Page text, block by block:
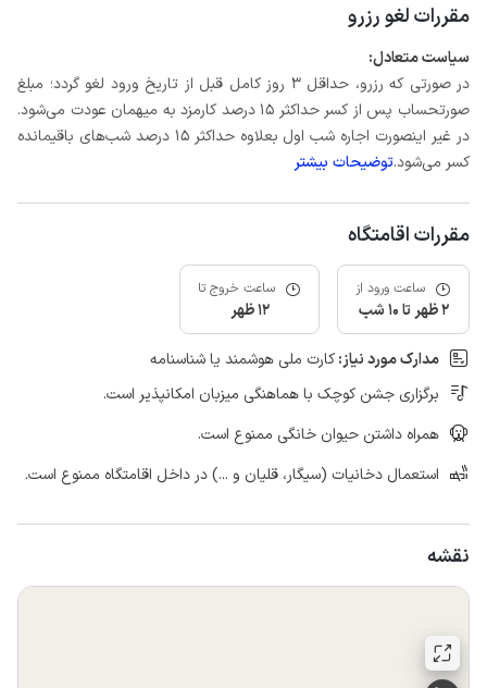
مقررات لغو رزرو
سیاست متعادل:
در صورتی که رزرو، حداقل 3 روز کامل قبل از تاریخ ورود لغو گردد؛ مبلغ
صورتحساب پس از کسر حداکثر 15 درصد کارمزد به میهمان عودت می‌شود.
در غیر اینصورت اجاره شب اول بعلاوه حداکثر 15 درصد شب‌های باقیمانده
کسر می‌شود.توضیحات بیشتر
مقررات اقامتگاه
ساعت ورود از
2 ظهر تا 10 شب
ساعت خروج تا
12 ظهر
مدارک مورد نیاز:کارت ملی هوشمند یا شناسنامه
برگزاری جشن کوچک با هماهنگی میزبان امکانپذیر است.
همراه داشتن حیوان خانگی ممنوع است.
استعمال دخانیات (سیگار، قلیان و ...) در داخل اقامتگاه ممنوع است.
نقشه